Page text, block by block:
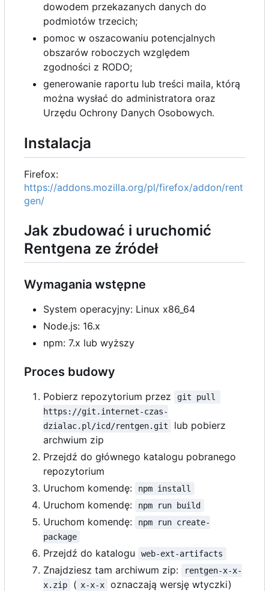
dowodem przekazanych danych do
podmiotów trzecich;
pomoc w oszacowaniu potencjalnych
obszarów roboczych względem
zgodności z RODO;
generowanie raportu lub treści maila, którą
można wysłać do administratora oraz
Urzędu Ochrony Danych Osobowych.
Instalacja
Firefox:
https://addons.mozilla.org/pl/firefox/addon/rent
gen/
Jak zbudować i uruchomić
Rentgena ze źródeł
Wymagania wstępne
System operacyjny: Linux x86_64
Node.js: 16.x
npm: 7.x lub wyższy
Proces budowy
Pobierz repozytorium przez
git pull
https://git.internet-czas-
dzialac.pl/icd/rentgen.git
lub pobierz
archwium zip
Przejdź do głównego katalogu pobranego
repozytorium
Uruchom komendę:
npm install
Uruchom komendę: npm run build
Uruchom komendę:
npm run create-
package
Przejdź do katalogu web-ext-artifacts
Znajdziesz tam archiwum zip:
rentgen-x-x-
x.zip
( x-x-x oznaczają wersję wtyczki)